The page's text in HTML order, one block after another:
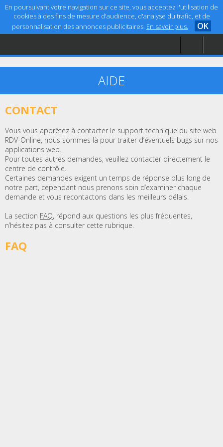
En poursuivant votre navigation sur ce site, vous acceptez l'utilisation de
cookies à des fins de mesure d'audience, d'analyse du trafic, et de
personnalisation des annonces publicitaires. En savoir plus. OK
Accueil
Aide
AIDE
CONTACT
Vous vous apprêtez à contacter le support technique du site web
RDV-Online, nous sommes là pour traiter d’éventuels bugs sur nos
applications web.
Pour toutes autres demandes, veuillez contacter directement le
centre de contrôle.
Certaines demandes exigent un temps de réponse plus long de
notre part, cependant nous prenons soin d’examiner chaque
demande et vous recontactons dans les meilleurs délais.
La section FAQ, répond aux questions les plus fréquentes,
n’hésitez pas à consulter cette rubrique.
FAQ